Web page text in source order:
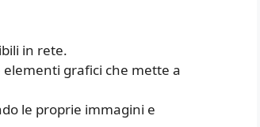
in rete.
grafici che mette a
le proprie immagini e